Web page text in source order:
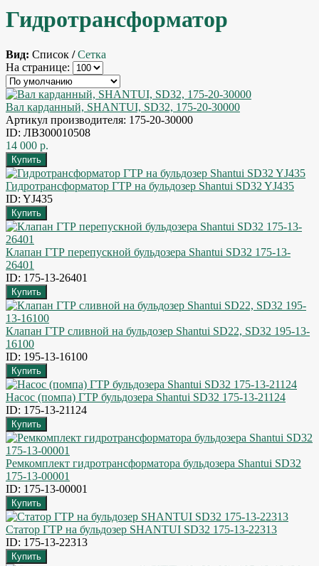
Гидротрансформатор
Вид: Список / Сетка
На странице:
Вал карданный, SHANTUI, SD32, 175-20-30000
Артикул производителя: 175-20-30000
ID: ЛВЗ00010508
14 000 р.
Гидротрансформатор ГТР на бульдозер Shantui SD32 YJ435
ID: YJ435
Клапан ГТР перепускной бульдозера Shantui SD32 175-13-
26401
ID: 175-13-26401
Клапан ГТР сливной на бульдозер Shantui SD22, SD32 195-13-
16100
ID: 195-13-16100
Насос (помпа) ГТР бульдозера Shantui SD32 175-13-21124
ID: 175-13-21124
Ремкомплект гидротрансформатора бульдозера Shantui SD32
175-13-00001
ID: 175-13-00001
Статор ГТР на бульдозер SHANTUI SD32 175-13-22313
ID: 175-13-22313